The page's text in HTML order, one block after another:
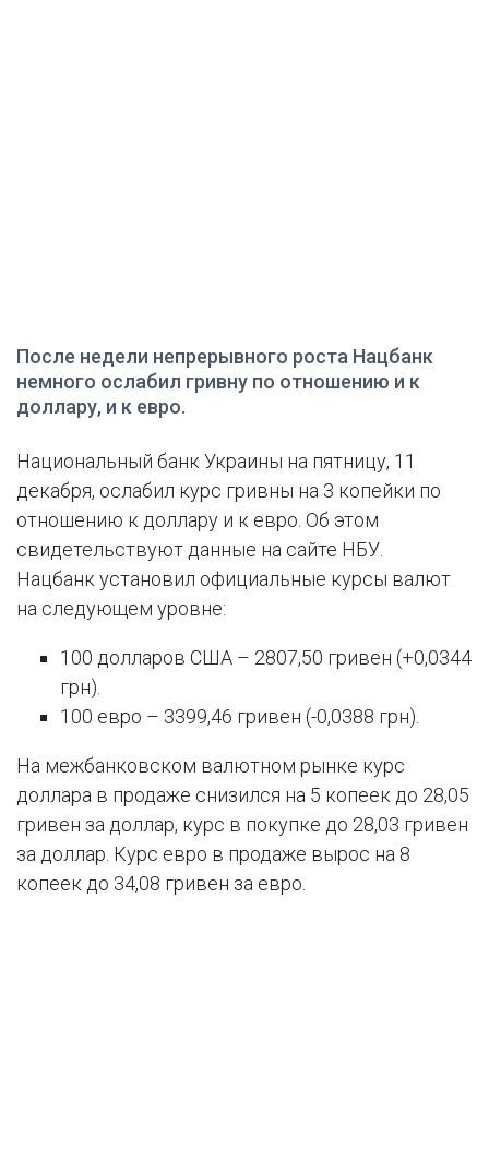
После недели непрерывного роста Нацбанк
немного ослабил гривну по отношению и к
доллару, и к евро.
Национальный банк Украины на пятницу, 11
декабря, ослабил курс гривны на 3 копейки по
отношению к доллару и к евро. Об этом
свидетельствуют данные на сайте НБУ.
Нацбанк установил официальные курсы валют
на следующем уровне:
100 долларов США – 2807,50 гривен (+0,0344
грн).
100 евро – 3399,46 гривен (-0,0388 грн).
На межбанковском валютном рынке курс
доллара в продаже снизился на 5 копеек до 28,05
гривен за доллар, курс в покупке до 28,03 гривен
за доллар. Курс евро в продаже вырос на 8
копеек до 34,08 гривен за евро.